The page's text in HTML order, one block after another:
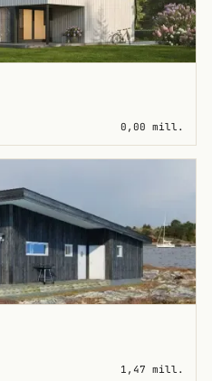
0,00 mill.
1,47 mill.